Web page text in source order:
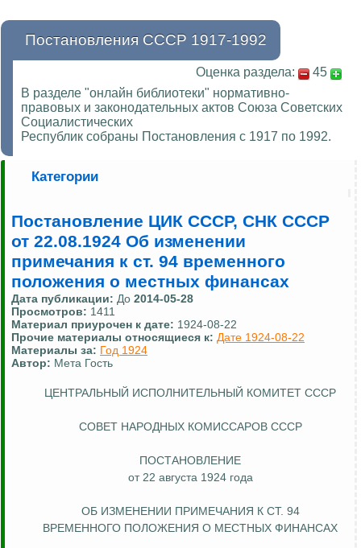
Постановления СССР 1917-1992
Оценка раздела:
45
В разделе "онлайн библиотеки" нормативно-
правовых и законодательных актов Союза Советских
Социалистических
Республик собраны Постановления с 1917 по 1992.
Категории
Постановление ЦИК СССР, СНК СССР
от 22.08.1924 Об изменении
примечания к ст. 94 временного
положения о местных финансах
Дата публикации: До 2014-05-28
Просмотров: 1411
Материал приурочен к дате: 1924-08-22
Прочие материалы относящиеся к: Дате 1924-08-22
Материалы за: Год 1924
Автор: Мета Гость
ЦЕНТРАЛЬНЫЙ ИСПОЛНИТЕЛЬНЫЙ КОМИТЕТ СССР
СОВЕТ НАРОДНЫХ КОМИССАРОВ СССР
ПОСТАНОВЛЕНИЕ
от 22 августа 1924 года
ОБ ИЗМЕНЕНИИ ПРИМЕЧАНИЯ К СТ. 94
ВРЕМЕННОГО ПОЛОЖЕНИЯ О МЕСТНЫХ ФИНАНСАХ